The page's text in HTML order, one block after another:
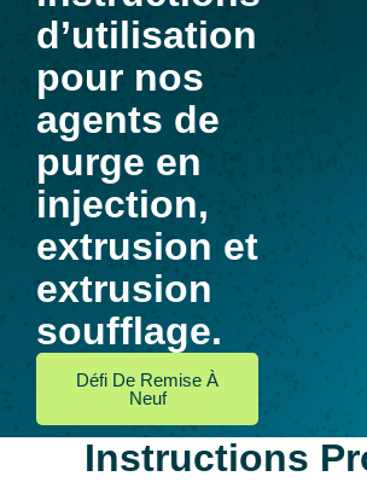
d’utilisation
pour nos
agents de
purge en
injection,
extrusion et
extrusion
soufflage.
Défi De Remise À
Neuf
Instructions